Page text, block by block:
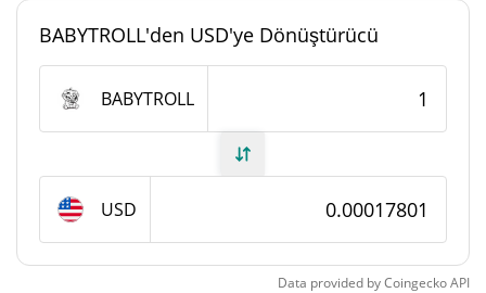
Baby Troll Arzı
Daloşımdaki Arz
Toplam Arz
980.912.187,557
BABYTROLL
1.000.000.000 BABYTROLL
BABYTROLL'den USD'ye Dönüştürücü
BABYTROLL
USD
Data provided byCoingeckoAPI